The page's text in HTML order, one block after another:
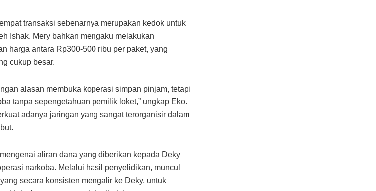
transaksi sebenarnya merupakan kedok untuk
Ishak. Mery bahkan mengaku melakukan
harga antara Rp300-500 ribu per paket, yang
cukup besar.
alasan membuka koperasi simpan pinjam, tetapi
tanpa sepengetahuan pemilik loket,” ungkap Eko.
adanya jaringan yang sangat terorganisir dalam
aliran dana yang diberikan kepada Deky
narkoba. Melalui hasil penyelidikan, muncul
secara konsisten mengalir ke Deky, untuk